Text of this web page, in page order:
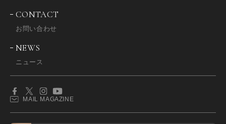
CONTACT
お問い合わせ
NEWS
ニュース
MAIL MAGAZINE